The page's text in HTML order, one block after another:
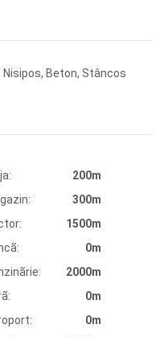
Nisipos, Beton, Stâncos
200m
300m
1500m
0m
2000m
0m
0m